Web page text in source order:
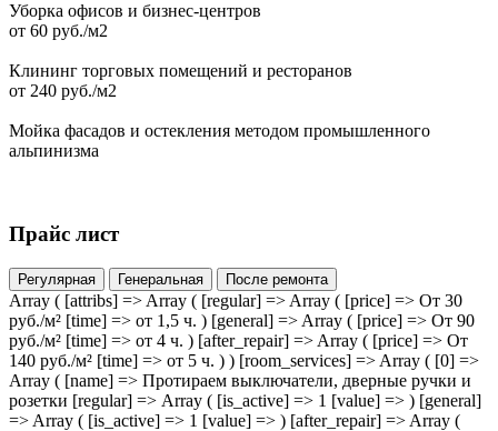
Уборка офисов и бизнеc-центров
от 60 руб./м2
Клининг торговых помещений и ресторанов
от 240 руб./м2
Мойка фасадов и остекления методом промышленного
альпинизма
Прайс лист
Регулярная Генеральная После ремонта
Array ( [attribs] => Array ( [regular] => Array ( [price] => От 30 руб./м² [time] => от 1,5 ч. ) [general] => Array ( [price] => От 90 руб./м² [time] => от 4 ч. ) [after_repair] => Array ( [price] => От 140 руб./м² [time] => от 5 ч. ) ) [room_services] => Array ( [0] => Array ( [name] => Протираем выключатели, дверные ручки и розетки [regular] => Array ( [is_active] => 1 [value] => ) [general] => Array ( [is_active] => 1 [value] => ) [after_repair] => Array ( [is_active] => 1 [value] => ) ) [1] => Array ( [name] => Натираем зеркала и стеклянные поверхности [regular] => Array ( [is_active] => 1 [value] => до 1,8м ) [general] => Array ( [is_active] => 1 [value] => ) [after_repair] => Array ( [is_active] => 1 [value] => ) ) [2] => Array ( [name] => Натирка зеркал и стеклянных поверхностей (на всю высоту) [regular] => Array ( [is_active] => 1 [value] => от 500 руб ) [general] => Array ( [is_active] => 1 [value] => ) [after_repair] => Array ( [is_active] => 1 [value] => ) ) [3] => Array ( [name] => Моем пол и плинтусы [regular] => Array ( [is_active] => 1 [value] => ) [general] => Array ( [is_active] => 1 [value] => ) [after_repair] => Array ( [is_active] => 1 [value] => ) ) [4] => Array ( [name] => Собираем и выносим мусор, заменяем пакеты в мусорных ведрах [regular] => Array ( [is_active] => 1 [value] => ) [general] => Array ( [is_active] => 1 [value] => ) [after_repair] => Array ( [is_active] => 1 [value] => ) ) [5] => Array ( [name] => Удаляем пыль с оргтехники [regular] => Array ( [is_active] => 1 [value] => ) [general] => Array ( [is_active] => 1 [value] => ) [after_repair] => Array ( [is_active] => 1 [value] => ) ) [6] => Array ( [name] => Протираем подоконники [regular] => Array ( [is_active] => 1 [value] => ) [general] => Array ( [is_active] => 1 [value] => ) [after_repair] => Array ( [is_active] => 1 [value] => ) ) [7] => Array ( [name] => Проводим сухую чистку ковровых покрытий [regular] => Array ( [is_active] => 1 [value] => ) [general] => Array ( [is_active] => 1 [value] => ) [after_repair] => Array ( [is_active] => 1 [value] => ) ) [8] => Array ( [name] => Удаляем локальные загрязнения со стеклянных поверхностей [regular] => Array ( [is_active] => 1 [value] => ) [general] => Array ( [is_active] => 1 [value] => ) [after_repair] => Array ( [is_active] => 1 [value] => ) ) [9] => Array ( [name] => Удаляем пыль с поверхностей шкафов, тумбочек, стульев [regular] => Array ( [is_active] => 1 [value] => ) [general] => Array ( [is_active] => 1 [value] => ) [after_repair] => Array ( [is_active] => 1 [value] => ) ) [10] => Array ( [name] => Удаляем пыль с осветительных приборов [regular] => Array ( [is_active] => [value] => ) [general] => Array ( [is_active] => 1 [value] => ) [after_repair] => Array ( [is_active] => 1 [value] => ) ) [11] => Array ( [name] => Помоем хрустальные люстры [regular] => Array ( [is_active] => 1 [value] => от 1000 руб ) [general] => Array ( [is_active] => 1 [value] => от 1000 руб ) [after_repair] => Array ( [is_active] => 1 [value] => от 1000 руб ) ) [12] => Array ( [name] => Удаляем отпечатки от рук и загрязнения со стеклянных перегородок [regular] => Array ( [is_active] => 1 [value] => до 1,8м ) [general] => Array ( [is_active] => 1 [value] => от 200р/м² ) [after_repair] => Array ( [is_active] => 1 [value] => от 200р/м² ) ) [13] => Array ( [name] => Убираем пыль с предметов интерьера [regular] => Array ( [is_active] => 1 [value] => до 1,8м ) [general] => Array ( [is_active] => 1 [value] => ) [after_repair] => Array ( [is_active] => 1 [value] => )